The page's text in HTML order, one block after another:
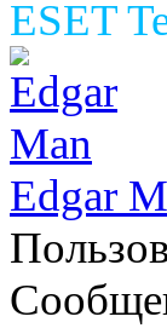
ESET
Edgar